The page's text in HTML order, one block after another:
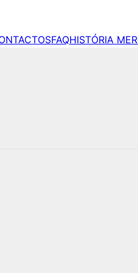
FAQHISTÓRIA